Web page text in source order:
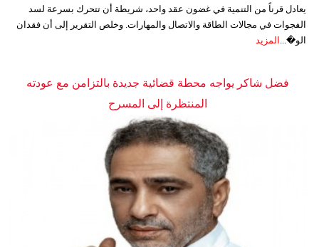
يعادل قرناً من التنمية في غضون عقد واحد، شريطة أن تتحرك بسرعة لسد
الفجوات في مجالات الطاقة والاتصال والمهارات. وخلص التقرير إلى أن فقدان
الو�...
المزيد
فضل شاكر يواجه محطة قضائية جديدة بالتزامن مع عودته
المنتظرة إلى المسرح